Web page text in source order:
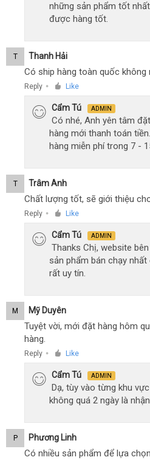
những sản phẩm tốt
được hàng tốt.
T Thanh Hải
Có ship hàng toàn quốc không
Reply ● Like
Cẩm Tú ADMIN
Có nhé, Anh yên tâm
hàng mới thanh toán
hàng miễn phí trong 7 -
T Trâm Anh
Chất lượng tốt, sẽ giới thiệu
Reply ● Like
Cẩm Tú ADMIN
Thanks Chị, website
sản phẩm bán chạy
rất uy tín.
M Mỹ Duyên
Tuyệt vời, mới đặt hàng hôm
hàng.
Reply ● Like
Cẩm Tú ADMIN
Dạ, tùy vào từng khu
không quá 2 ngày là
P Phương Linh
Có nhiều sản phẩm để lựa